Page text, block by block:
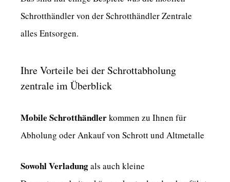
Schrotthändler von der Schrotthändler Zentrale
alles Entsorgen.
Ihre Vorteile bei der Schrottabholung
zentrale im Überblick
Mobile Schrotthändlerkommen zu Ihnen für
Abholung oder Ankauf von Schrott und Altmetalle
Sowohl Verladungals auch kleine